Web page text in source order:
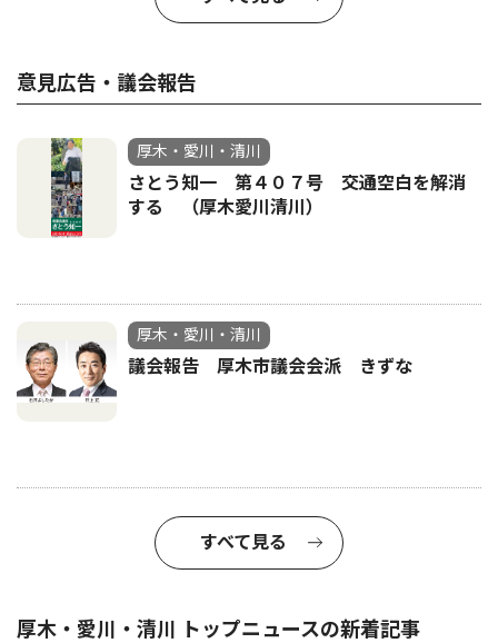
意見広告・議会報告
厚木・愛川・清川
さとう知一 第４０７号 交通空白を解消
する （厚木愛川清川）
厚木・愛川・清川
議会報告 厚木市議会会派 きずな
すべて見る
厚木・愛川・清川 トップニュースの新着記事